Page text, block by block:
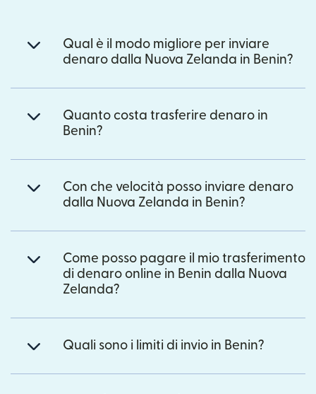
Qual è il modo migliore per inviare
denaro dalla Nuova Zelanda in Benin?
Quanto costa trasferire denaro in
Benin?
Con che velocità posso inviare denaro
dalla Nuova Zelanda in Benin?
Come posso pagare il mio trasferimento
di denaro online in Benin dalla Nuova
Zelanda?
Quali sono i limiti di invio in Benin?